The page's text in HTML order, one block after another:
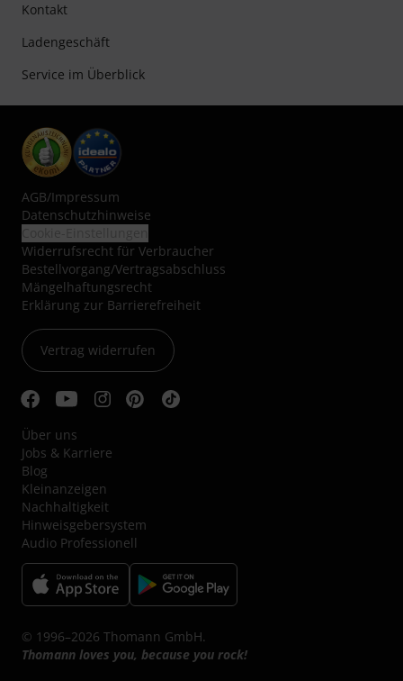
Kontakt
Ladengeschäft
Service im Überblick
AGB/Impressum
Datenschutzhinweise
Widerrufsrecht für Verbraucher
Bestellvorgang/Vertragsabschluss
Mängelhaftungsrecht
Erklärung zur Barrierefreiheit
Vertrag widerrufen
Über uns
Jobs & Karriere
Blog
Kleinanzeigen
Nachhaltigkeit
Hinweisgebersystem
Audio Professionell
© 1996–2026 Thomann GmbH.
Thomann loves you, because you rock!